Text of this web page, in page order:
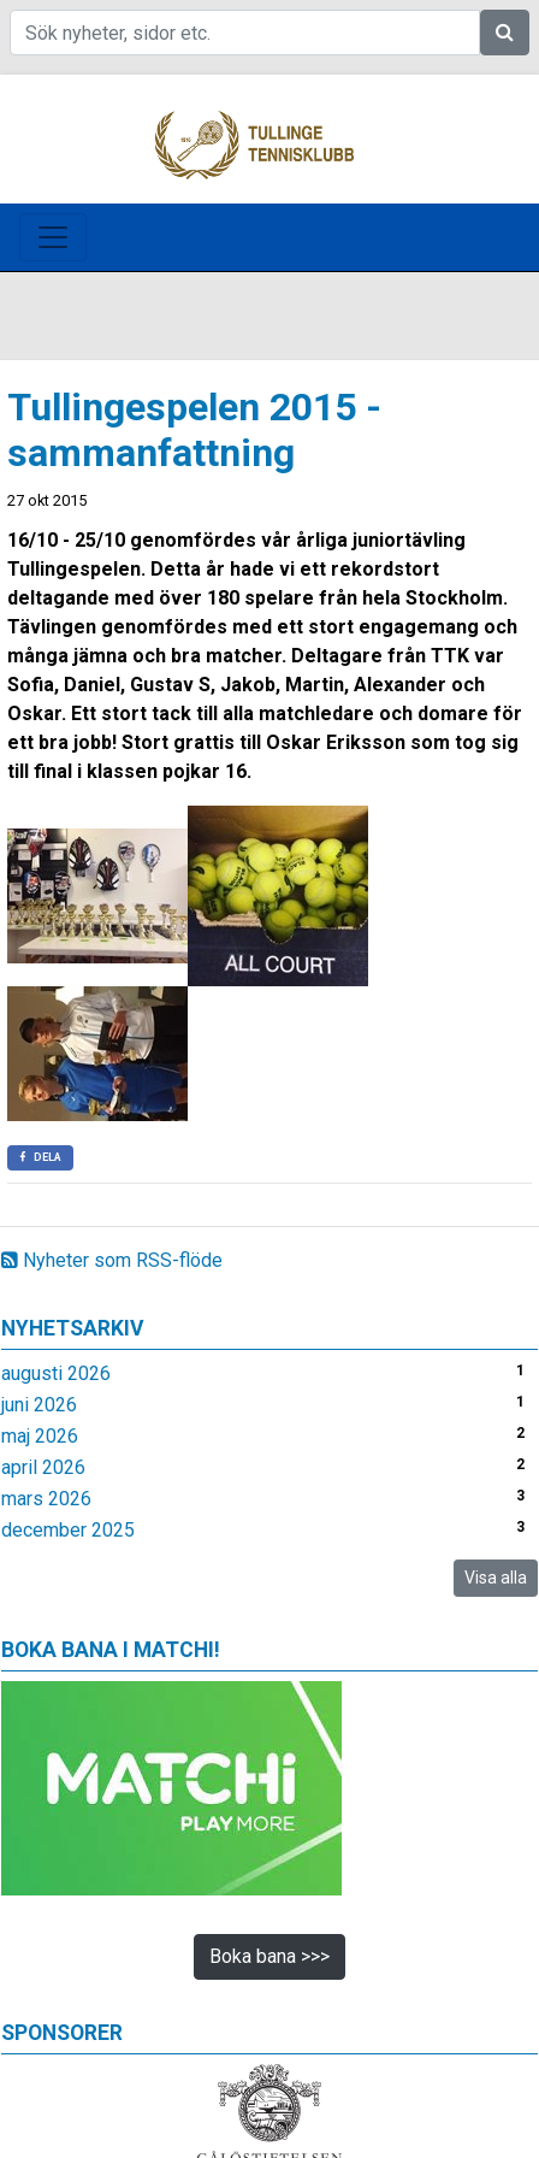
Sök
Nyheter som RSS-flöde
NYHETSARKIV
augusti 2026 1
juni 2026 1
maj 2026 2
april 2026 2
mars 2026 3
december 2025 3
Visa alla
BOKA BANA I MATCHI!
Boka bana >>>
SPONSORER
Tullingespelen 2015 -
sammanfattning
27 okt 2015
16/10 - 25/10 genomfördes vår årliga juniortävling
Tullingespelen. Detta år hade vi ett rekordstort
deltagande med över 180 spelare från hela Stockholm.
Tävlingen genomfördes med ett stort engagemang och
många jämna och bra matcher. Deltagare från TTK var
Sofia, Daniel, Gustav S, Jakob, Martin, Alexander och
Oskar. Ett stort tack till alla matchledare och domare för
ett bra jobb! Stort grattis till Oskar Eriksson som tog sig
till final i klassen pojkar 16.
DELA